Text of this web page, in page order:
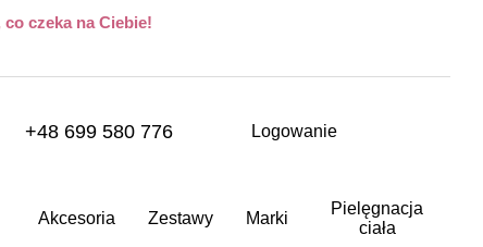
czeka na Ciebie!
+48 699 580 776 Logowanie
Akcesoria Zestawy Marki
Pielęgnacja
ciała